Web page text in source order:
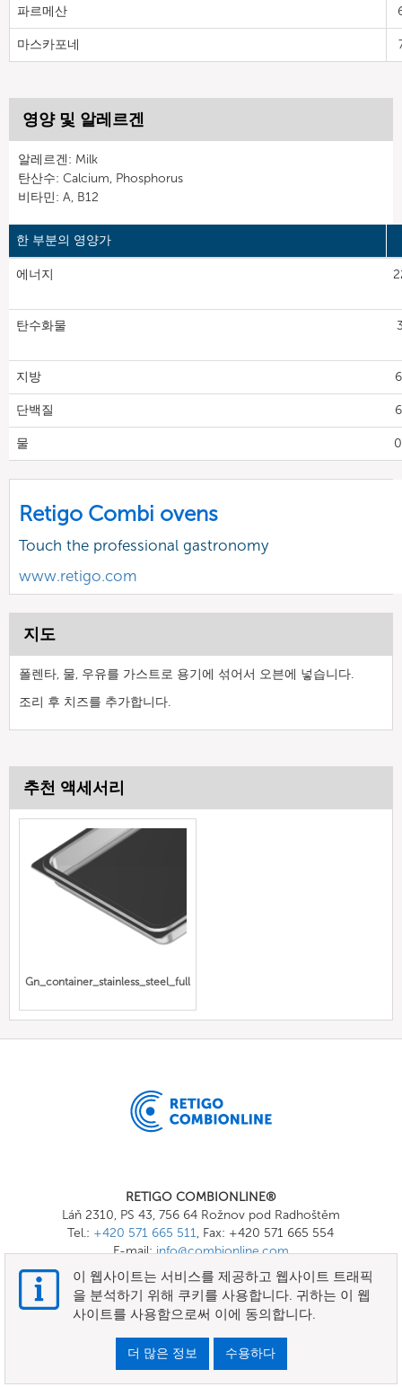
파르메산
마스카포네
영양 및 알레르겐
알레르겐: Milk
탄산수: Calcium, Phosphorus
비타민: A, B12
한 부분의 영양가
에너지
탄수화물
지방
단백질
물
Retigo Combi ovens
Touch the professional gastronomy
www.retigo.com
지도
폴렌타, 물, 우유를 가스트로 용기에 섞어서 오븐에 넣습니다.
조리 후 치즈를 추가합니다.
추천 액세서리
Gn_container_stainless_steel_full
RETIGO COMBIONLINE®
Láň 2310, PS 43, 756 64 Rožnov pod Radhoštěm
Tel.: +420 571 665 511, Fax: +420 571 665 554
E-mail:info@combionline.com
OnlineMenu
이용약관
이 웹사이트는 서비스를 제공하고 웹사이트 트래픽
을 분석하기 위해 쿠키를 사용합니다. 귀하는 이 웹
사이트를 사용함으로써 이에 동의합니다.
더 많은 정보 수용하다